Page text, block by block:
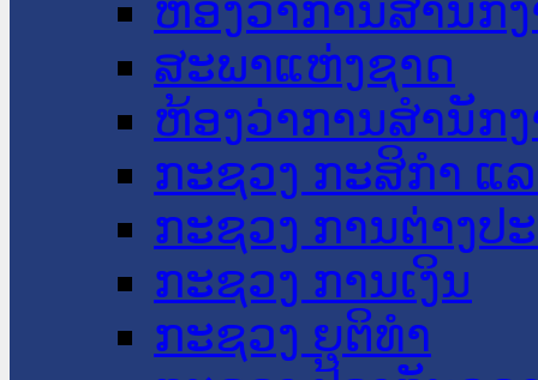
ຫ້ອງວ່າການສໍານັກ
ສະພາແຫ່ງຊາດ
ຫ້ອງວ່າການສຳນັກ
ກະຊວງ ກະສິກຳ ແ
ກະຊວງ ການຕ່າງປ
ກະຊວງ ການເງິນ
ກະຊວງ ຍຸຕິທໍາ